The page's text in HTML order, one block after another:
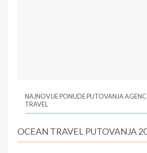
NAJNOVIJE PONUDE PUTOVANJA
TRAVEL
OCEAN TRAVEL PUTOVANJA